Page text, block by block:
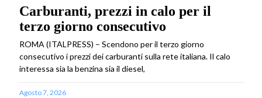
Carburanti, prezzi in calo per il
terzo giorno consecutivo
ROMA (ITALPRESS) – Scendono per il terzo giorno
consecutivo i prezzi dei carburanti sulla rete italiana. Il calo
interessa sia la benzina sia il diesel,
Agosto 7, 2026